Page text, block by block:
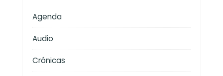
Agenda
Audio
Crónicas